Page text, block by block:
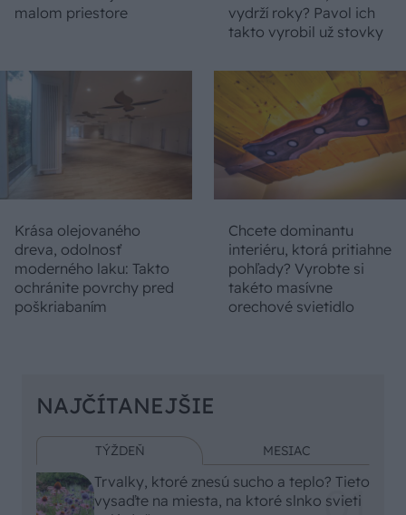
malom priestore
vydrží roky? Pavol ich
takto vyrobil už stovky
Krása olejovaného
dreva, odolnosť
moderného laku: Takto
ochránite povrchy pred
poškriabaním
Chcete dominantu
interiéru, ktorá pritiahne
pohľady? Vyrobte si
takéto masívne
orechové svietidlo
NAJČÍTANEJŠIE
TÝŽDEŇ MESIAC
Trvalky, ktoré znesú sucho a teplo? Tieto
vysaďte na miesta, na ktoré slnko svieti